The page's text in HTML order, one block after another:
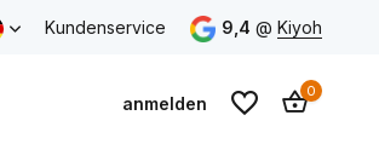
Kundenservice 9,4 @ Kiyoh
anmelden
0